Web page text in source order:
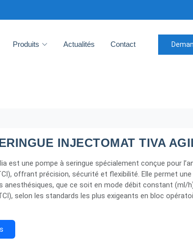
Produits Actualités Contact
INJECTOMAT TIVA
est une pompe à seringue spécialement conçue pour
offrant précision, sécurité et flexibilité. Elle permet
anesthésiques, que ce soit en mode débit constant (ml/
selon les standards les plus exigeants en bloc